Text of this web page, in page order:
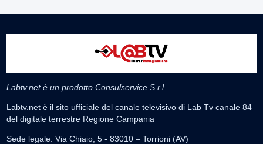
Labtv.net è un prodotto Consulservice S.r.l.
Labtv.net è il sito ufficiale del canale televisivo di Lab Tv canale 84
del digitale terrestre Regione Campania
Sede legale: Via Chiaio, 5 - 83010 – Torrioni (AV)